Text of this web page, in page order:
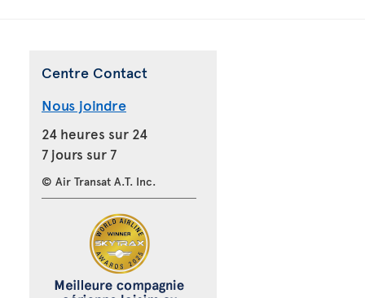
Centre Contact
Nous joindre
24 heures sur 24
7 jours sur 7
© Air Transat A.T. Inc.